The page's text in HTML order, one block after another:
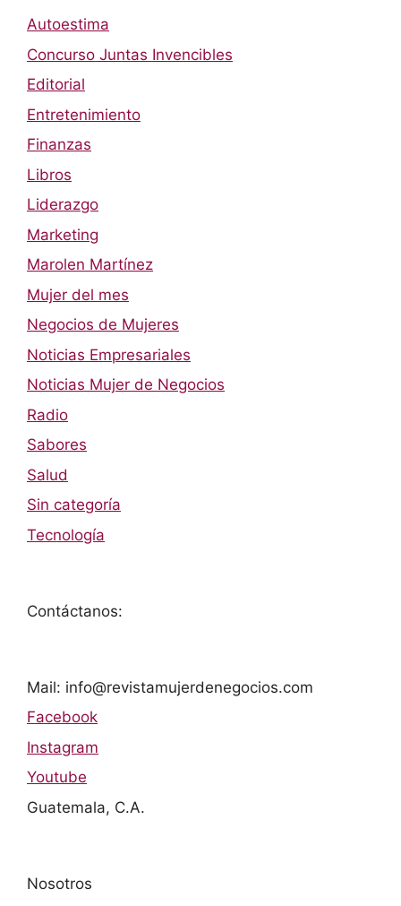
Autoestima
Concurso Juntas Invencibles
Editorial
Entretenimiento
Finanzas
Libros
Liderazgo
Marketing
Marolen Martínez
Mujer del mes
Negocios de Mujeres
Noticias Empresariales
Noticias Mujer de Negocios
Radio
Sabores
Salud
Sin categoría
Tecnología
Contáctanos:
Mail: info@revistamujerdenegocios.com
Facebook
Instagram
Youtube
Guatemala, C.A.
Nosotros